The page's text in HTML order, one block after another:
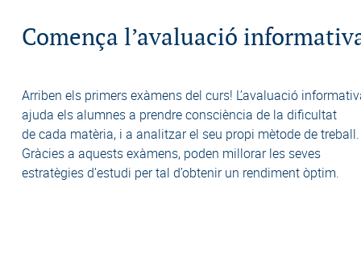
Comença l’avaluació
Arriben els primers exàmens del curs! L’avaluació
ajuda els alumnes a prendre consciència de la dificultat
de cada matèria, i a analitzar el seu propi mètode de treball.
Gràcies a aquests exàmens, poden millorar les seves
estratègies d’estudi per tal d’obtenir un rendiment òptim.